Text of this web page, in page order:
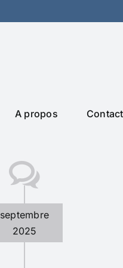
A propos Contact
septembre
2025